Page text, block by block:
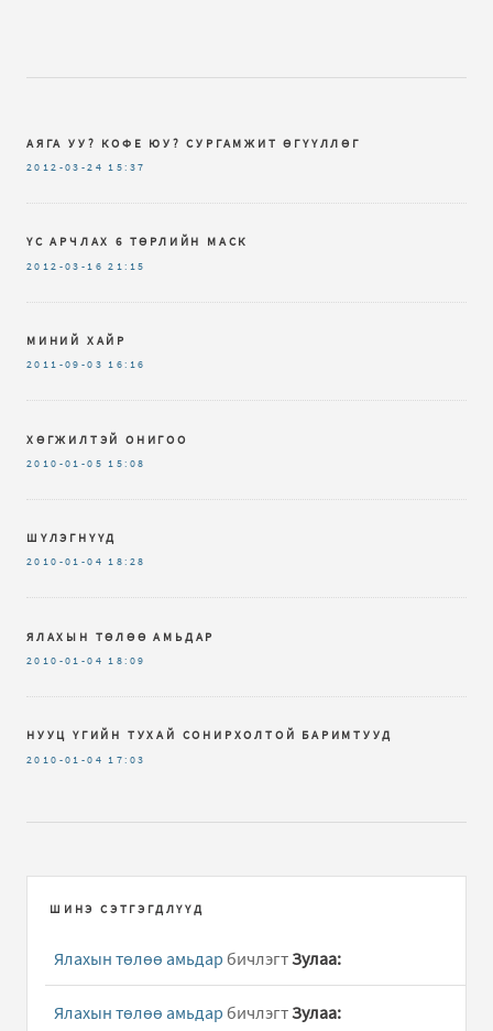
АЯГА УУ? КОФЕ ЮУ? СУРГАМЖИТ ӨГҮҮЛЛӨГ
2012-03-24 15:37
ҮС АРЧЛАХ 6 ТӨРЛИЙН МАСК
2012-03-16 21:15
МИНИЙ ХАЙР
2011-09-03 16:16
ХӨГЖИЛТЭЙ ОНИГОО
2010-01-05 15:08
ШҮЛЭГНҮҮД
2010-01-04 18:28
ЯЛАХЫН ТӨЛӨӨ АМЬДАР
2010-01-04 18:09
НУУЦ ҮГИЙН ТУХАЙ СОНИРХОЛТОЙ БАРИМТУУД
2010-01-04 17:03
ШИНЭ СЭТГЭГДЛҮҮД
Ялахын төлөө амьдар бичлэгтЗулаа:
Ялахын төлөө амьдар бичлэгтЗулаа: